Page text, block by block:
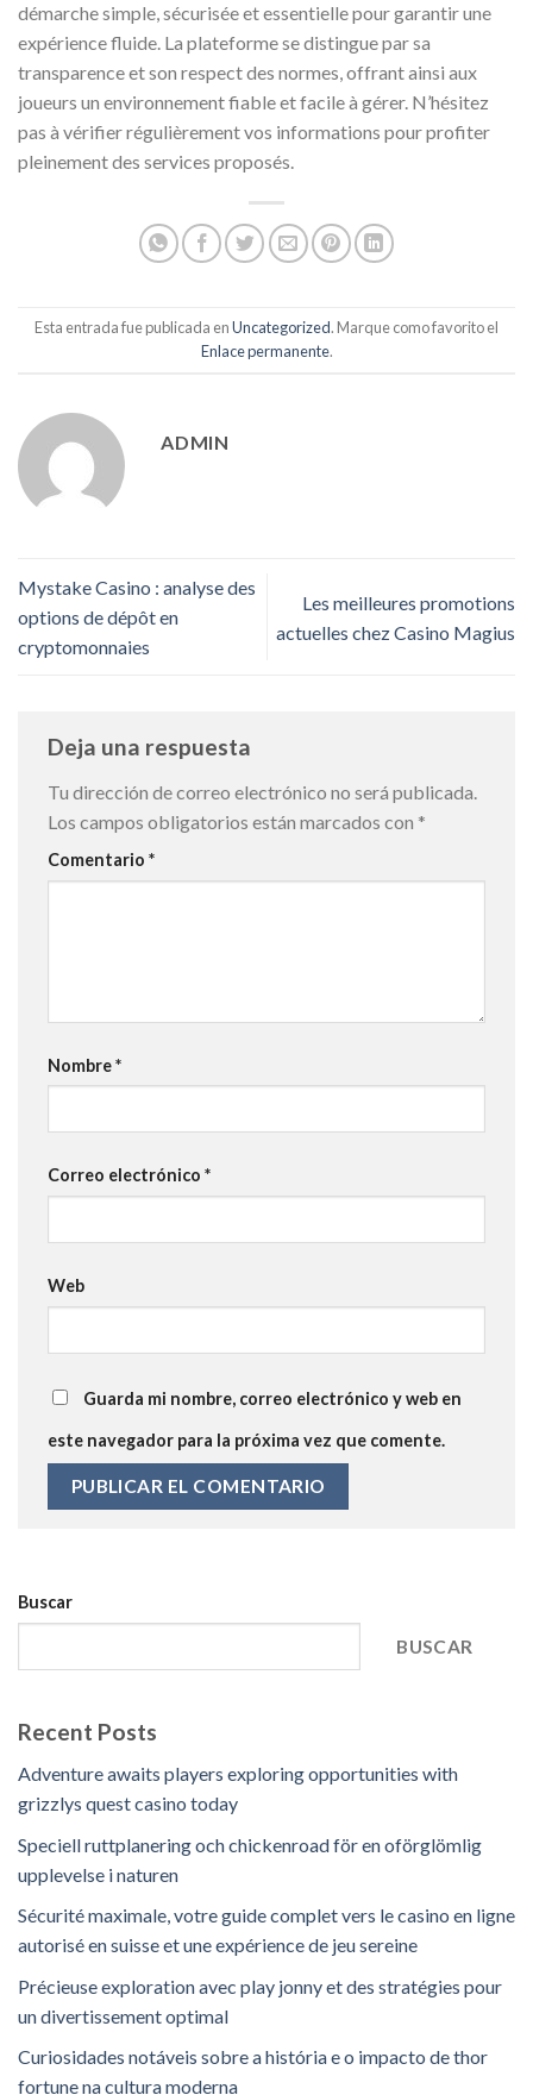
démarche simple, sécurisée et essentielle pour garantir une
expérience fluide. La plateforme se distingue par sa
transparence et son respect des normes, offrant ainsi aux
joueurs un environnement fiable et facile à gérer. N’hésitez
pas à vérifier régulièrement vos informations pour profiter
pleinement des services proposés.
Esta entrada fue publicada enUncategorized. Marque como favorito el
Enlace permanente.
ADMIN
Mystake Casino : analyse des
options de dépôt en
cryptomonnaies
Les meilleures promotions
actuelles chez Casino Magius
Deja una respuesta
Tu dirección de correo electrónico no será publicada.
Los campos obligatorios están marcados con *
Comentario *
Nombre*
Correo electrónico *
Web
Guarda mi nombre, correo electrónico y web en
este navegador para la próxima vez que comente.
Buscar
BUSCAR
Recent Posts
Adventure awaits players exploring opportunities with
grizzlys quest casino today
Speciell ruttplanering och chickenroad för en oförglömlig
upplevelse i naturen
Sécurité maximale, votre guide complet vers le casino en ligne
autorisé en suisse et une expérience de jeu sereine
Précieuse exploration avec play jonny et des stratégies pour
un divertissement optimal
Curiosidades notáveis sobre a história e o impacto de thor
fortune na cultura moderna